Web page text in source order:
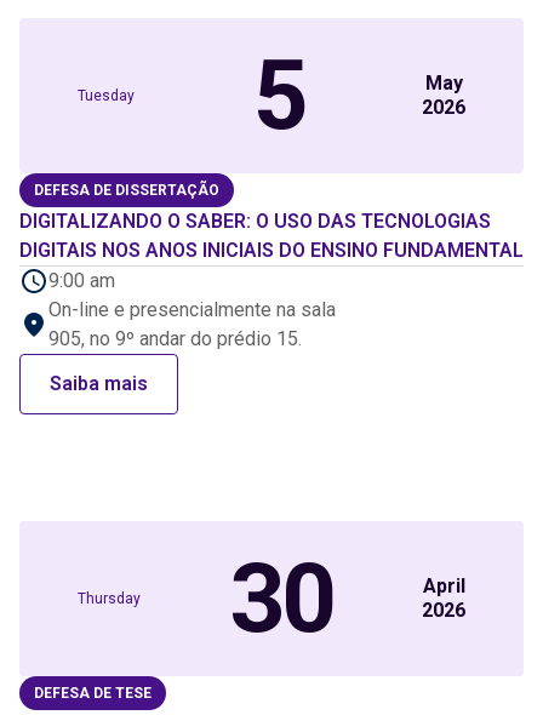
Tuesday 5
May
2026
DEFESA DE DISSERTAÇÃO
DIGITALIZANDO O SABER: O USO DAS TECNOLOGIAS
DIGITAIS NOS ANOS INICIAIS DO ENSINO FUNDAMENTAL
9:00 am
On-line e presencialmente na sala
905, no 9º andar do prédio 15.
Saiba mais
Thursday 30
April
2026
DEFESA DE TESE